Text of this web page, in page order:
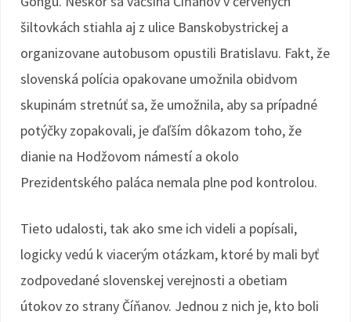
šiltovkách stiahla aj z ulice Banskobystrickej a
organizovane autobusom opustili Bratislavu. Fakt, že
slovenská polícia opakovane umožnila obidvom
skupinám stretnúť sa, že umožnila, aby sa prípadné
potýčky zopakovali, je ďaľším dôkazom toho, že
dianie na Hodžovom námestí a okolo
Prezidentského paláca nemala plne pod kontrolou.
Tieto udalosti, tak ako sme ich videli a popísali,
logicky vedú k viacerým otázkam, ktoré by mali byť
zodpovedané slovenskej verejnosti a obetiam
útokov zo strany Číňanov. Jednou z nich je, kto boli